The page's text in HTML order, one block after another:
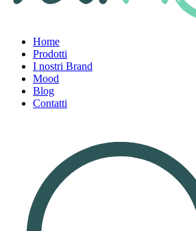
Home
Prodotti
I nostri Brand
Mood
Blog
Contatti